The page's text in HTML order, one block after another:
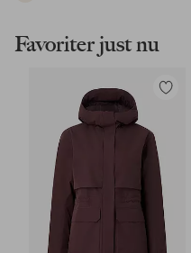
Favoriter just nu
Lägg
favoriter